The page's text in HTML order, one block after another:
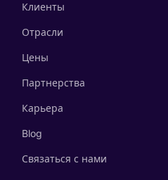
Клиенты
Отрасли
Цены
Партнерства
Карьера
Blog
Связаться с нами